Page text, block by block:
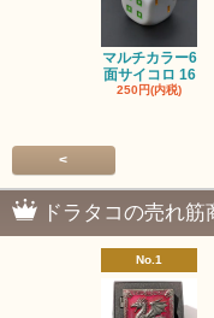
マルチカラー6
面サイコロ 16
250円(内税)
<
ドラタコの売れ筋
No.1